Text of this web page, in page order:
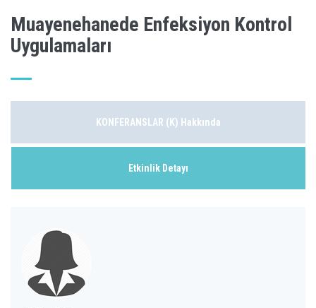
Muayenehanede Enfeksiyon Kontrol
Uygulamaları
KONFERANSLAR (K) Hakkında
Etkinlik Detayı